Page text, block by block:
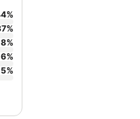
%
%
8%
6%
5%